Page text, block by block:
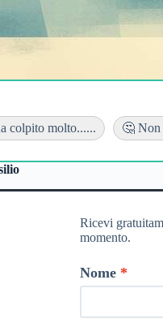
colpito molto......
🤔 Non
Ricevi
momento.
Nome